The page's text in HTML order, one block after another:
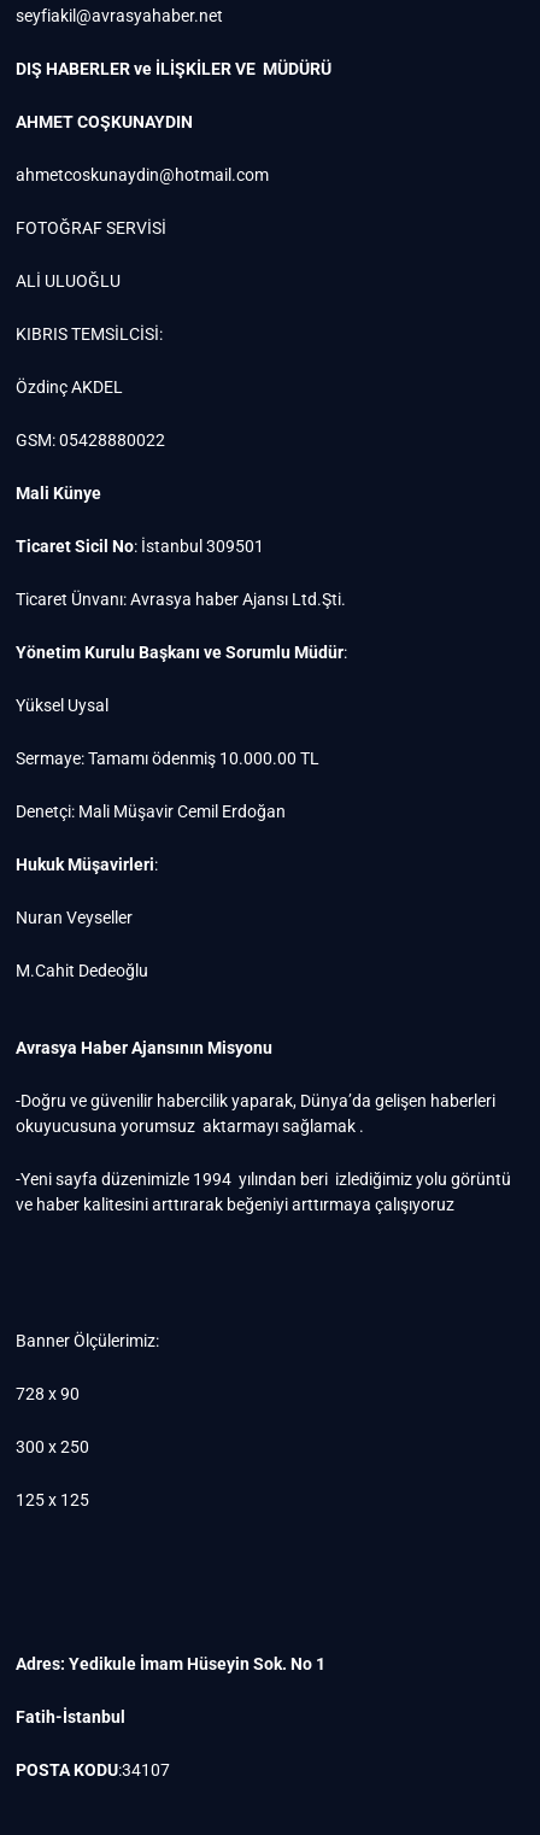
seyfiakil@avrasyahaber.net
DIŞ HABERLER ve İLİŞKİLER VE MÜDÜRÜ
AHMET COŞKUNAYDIN
ahmetcoskunaydin@hotmail.com
FOTOĞRAF SERVİSİ
ALİ ULUOĞLU
KIBRIS TEMSİLCİSİ:
Özdinç AKDEL
GSM: 05428880022
Mali Künye
Ticaret Sicil No: İstanbul 309501
Ticaret Ünvanı: Avrasya haber Ajansı Ltd.Şti.
Yönetim Kurulu Başkanı ve Sorumlu Müdür:
Yüksel Uysal
Sermaye: Tamamı ödenmiş 10.000.00 TL
Denetçi: Mali Müşavir Cemil Erdoğan
Hukuk Müşavirleri:
Nuran Veyseller
M.Cahit Dedeoğlu
Avrasya Haber Ajansının Misyonu
-Doğru ve güvenilir habercilik yaparak, Dünya’da gelişen haberleri
okuyucusuna yorumsuz aktarmayı sağlamak .
-Yeni sayfa düzenimizle 1994 yılından beri izlediğimiz yolu görüntü
ve haber kalitesini arttırarak beğeniyi arttırmaya çalışıyoruz
Banner Ölçülerimiz:
728 x 90
300 x 250
125 x 125
Adres: Yedikule İmam Hüseyin Sok. No 1
Fatih-İstanbul
POSTA KODU:34107